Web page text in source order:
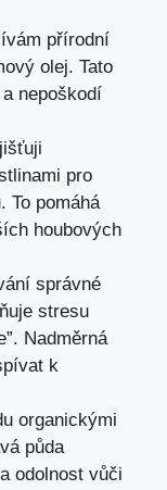
přírodní
olej. Tato
nepoškodí
pro
To pomáhá
houbových
správné
stresu
Nadměrná
k
organickými
půda
odolnost vůči